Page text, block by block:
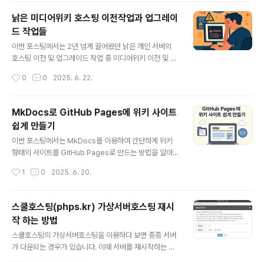
낡은 미디어위키 호스팅 이전작업과 업그레이
드 작업들
이번 포스팅에서는 2년 넘게 끌어왔던 낡은 개인 서버의
호스팅 이전 및 업그레이드 작업 중 미디어위키 이전 및 업
로의 이전 검토" data-og-description="가상서버호스
대트래픽 국내최대개발자커뮤니티 phpschool.com 과
함께하는 월400원, " data-og-host="junho85.pe.k
r" data-og-source-url="https://junho85.pe.kr/21
59" data-og-url="https://junho85.pe.kr/2159" d
0 0 2025. 6. 22.
MkDocs로 GitHub Pages에 위키 사이트
쉽게 만들기
이번 포스팅에서는 MkDocs를 이용하여 간단하게 위키
형태의 사이트를 GitHub Pages로 만드는 방법을 알아보
설치 및 설정하기프로젝트 환경을 설정하는 최적의 방법은
Python 버전 설정 (예시)pyenv local 3.12.2# 가상환
경 설정python -m venv .venvsource .venv/bin/act
ivate# MkDocs 설치pip install mkdocs mkdocs-
material# MkDocs 프로젝트 생성mkdocs new .✅
GitHub 저장소 연결GitHub에 저장소를 만든 후 연결합
1 0 2025. 6. 20.
스쿨호스팅(phps.kr) 가상서버호스팅 재시
작 하는 방법
스쿨호스팅의 가상서버호스팅을 이용하다 보면 종종 서버
가 다운되는 경우가 있습니다. 이때 서버를 재시작하는 방